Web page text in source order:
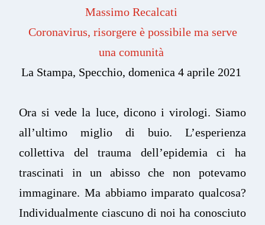
Massimo Recalcati
Coronavirus, risorgere è possibile ma serve
una comunità
La Stampa, Specchio, domenica 4 aprile 2021
Ora si vede la luce, dicono i virologi. Siamo
all’ultimo miglio di buio. L’esperienza
collettiva del trauma dell’epidemia ci ha
trascinati in un abisso che non potevamo
immaginare. Ma abbiamo imparato qualcosa?
Individualmente ciascuno di noi ha conosciuto